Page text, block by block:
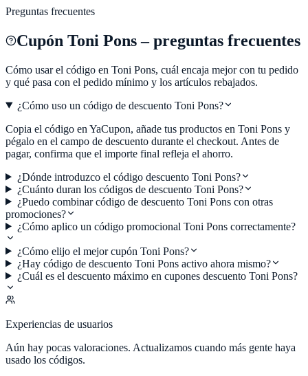
Preguntas frecuentes
Cupón Toni Pons– preguntas frecuentes
Cómo usar el código en Toni Pons, cuál encaja mejor con tu pedido
y qué pasa con el pedido mínimo y los artículos rebajados.
¿Cómo uso un código de descuento Toni Pons?
Copia el código en YaCupon, añade tus productos en Toni Pons y
pégalo en el campo de descuento durante el checkout. Antes de
pagar, confirma que el importe final refleja el ahorro.
¿Dónde introduzco el código descuento Toni Pons?
¿Cuánto duran los códigos de descuento Toni Pons?
¿Puedo combinar código de descuento Toni Pons con otras
promociones?
¿Cómo aplico un código promocional Toni Pons correctamente?
¿Cómo elijo el mejor cupón Toni Pons?
¿Hay código de descuento Toni Pons activo ahora mismo?
¿Cuál es el descuento máximo en cupones descuento Toni Pons?
Experiencias de usuarios
Aún hay pocas valoraciones. Actualizamos cuando más gente haya
usado los códigos.